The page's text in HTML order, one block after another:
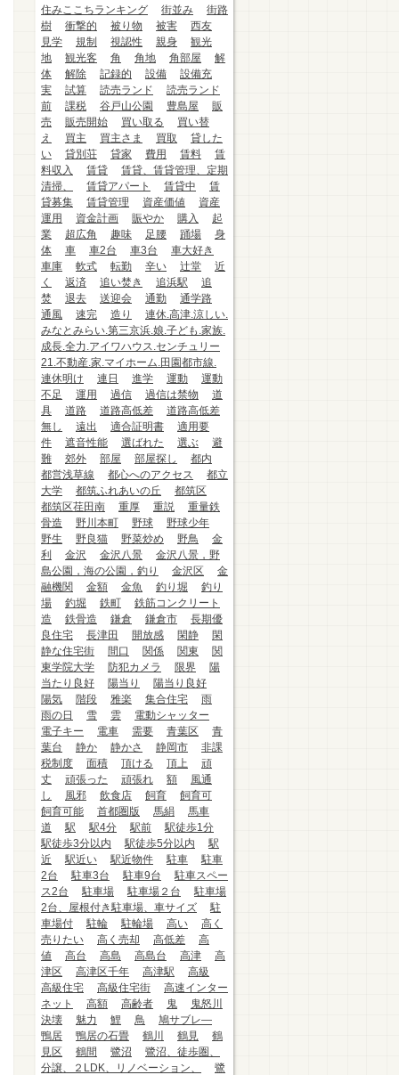
住みここちランキング
街並み
街路
樹
衝撃的 被り物 被害
西友
見学
規制 視認性 親身
観光
地
観光客 角 角地 角部屋
解
体
解除 記録的 設備
設備充
実
試算 読売ランド
読売ランド
前
課税 谷戸山公園 豊島屋
販
売
販売開始 買い取る
買い替
え
買主 買主さま 買取
貸した
い
貸別荘 貸家 費用 賃料
賃
料収入
賃貸
賃貸、賃貸管理、定期
清掃、
賃貸アパート 賃貸中
賃
貸募集
賃貸管理 資産価値
資産
運用
資金計画 賑やか 購入
起
業
超広角 趣味 足腰 踊場
身
体
車 車2台 車3台
車大好き
車庫
軟式 転勤 辛い 辻堂
近
く
返済 追い焚き 追浜駅
追
焚
退去 送迎会 通勤
通学路
通風
速完 造り
連休.高津.涼しい.
みなとみらい.第三京浜.娘.子ども.家族.
成長.全力.アイワハウス.センチュリー
21.不動産.家.マイホーム.田園都市線.
連休明け
連日 進学 運動
運動
不足
運用 過信 過信は禁物
道
具
道路 道路高低差
道路高低差
無し
遠出 適合証明書
適用要
件
遮音性能 選ばれた 選ぶ
避
難
郊外 部屋 部屋探し
都内
都営浅草線
都心へのアクセス
都立
大学
都筑ふれあいの丘
都筑区
都筑区荏田南
重厚 重説
重量鉄
骨造
野川本町 野球
野球少年
野生
野良猫 野菜炒め 野鳥
金
利
金沢 金沢八景
金沢八景，野
島公園，海の公園，釣り
金沢区
金
融機関
金額 金魚 釣り堀
釣り
場
釣堀 鉄町
鉄筋コンクリート
造
鉄骨造 鎌倉 鎌倉市
長期優
良住宅
長津田 開放感 閑静
閑
静な住宅街
間口 関係 関東
関
東学院大学
防犯カメラ 限界
陽
当たり良好
陽当り
陽当り良好
陽気
階段 雅楽 集合住宅
雨
雨の日
雪 雲
電動シャッター
電子キー
電車 需要 青葉区
青
葉台
静か 静かさ 静岡市
非課
税制度
面積 頂ける 頂上
頑
丈
頑張った 頑張れ 額
風通
し
風邪 飲食店 飼育
飼育可
飼育可能
首都圏版 馬絹
馬車
道
駅 駅4分 駅前
駅徒歩1分
駅徒歩3分以内
駅徒歩5分以内
駅
近
駅近い 駅近物件 駐車
駐車
2台
駐車3台 駐車9台
駐車スペー
ス2台
駐車場 駐車場２台
駐車場
2台、屋根付き駐車場、車サイズ
駐
車場付
駐輪 駐輪場 高い
高く
売りたい
高く売却 高低差
高
値
高台 高島 高島台 高津
高
津区
高津区千年 高津駅
高級
高級住宅
高級住宅街
高速インター
ネット
高額 高齢者 鬼
鬼怒川
決壊
魅力 鯉 鳥
鳩サブレ―
鴨居
鴨居の石畳 鶴川 鶴見
鶴
見区
鶴間 鷺沼
鷺沼、徒歩圏、
分譲、２LDK、リノベーション、
鷺